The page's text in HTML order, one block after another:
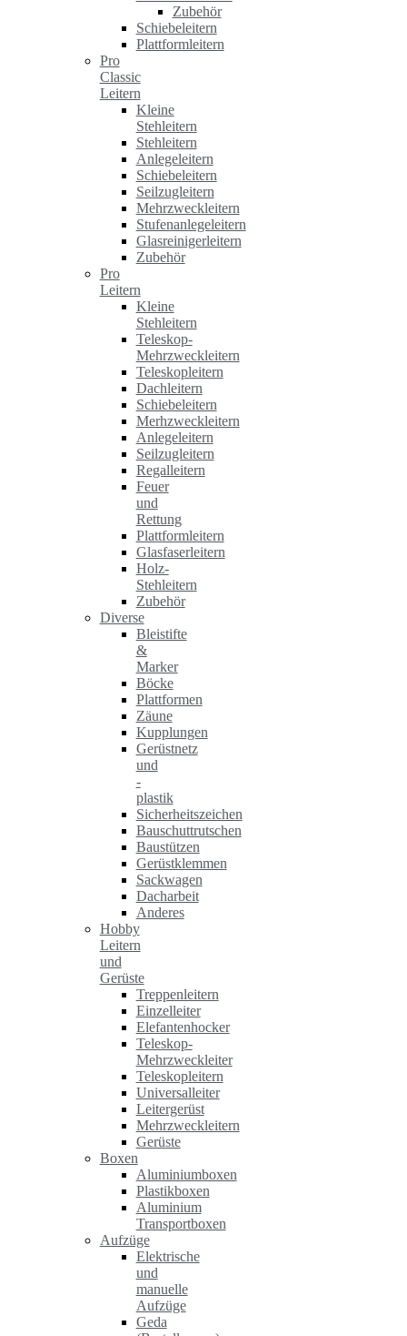
Zubehör
Schiebeleitern
Plattformleitern
Pro
Classic
Leitern
Kleine
Stehleitern
Stehleitern
Anlegeleitern
Schiebeleitern
Seilzugleitern
Mehrzweckleitern
Stufenanlegeleitern
Glasreinigerleitern
Zubehör
Pro
Leitern
Kleine
Stehleitern
Teleskop-
Mehrzweckleitern
Teleskopleitern
Dachleitern
Schiebeleitern
Merhzweckleitern
Anlegeleitern
Seilzugleitern
Regalleitern
Feuer
und
Rettung
Plattformleitern
Glasfaserleitern
Holz-
Stehleitern
Zubehör
Diverse
Bleistifte
&
Marker
Böcke
Plattformen
Zäune
Kupplungen
Gerüstnetz
und
-
plastik
Sicherheitszeichen
Bauschuttrutschen
Baustützen
Gerüstklemmen
Sackwagen
Dacharbeit
Anderes
Hobby
Leitern
und
Gerüste
Treppenleitern
Einzelleiter
Elefantenhocker
Teleskop-
Mehrzweckleiter
Teleskopleitern
Universalleiter
Leitergerüst
Mehrzweckleitern
Gerüste
Boxen
Aluminiumboxen
Plastikboxen
Aluminium
Transportboxen
Aufzüge
Elektrische
und
manuelle
Aufzüge
Geda